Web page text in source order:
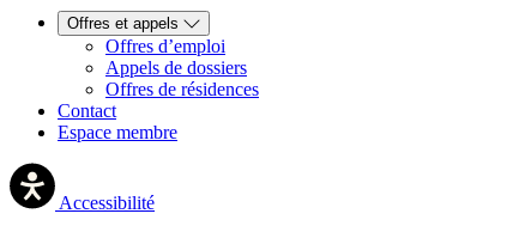
Offres et appels
Offres d’emploi
Appels de dossiers
Offres de résidences
Contact
Espace membre
Accessibilité